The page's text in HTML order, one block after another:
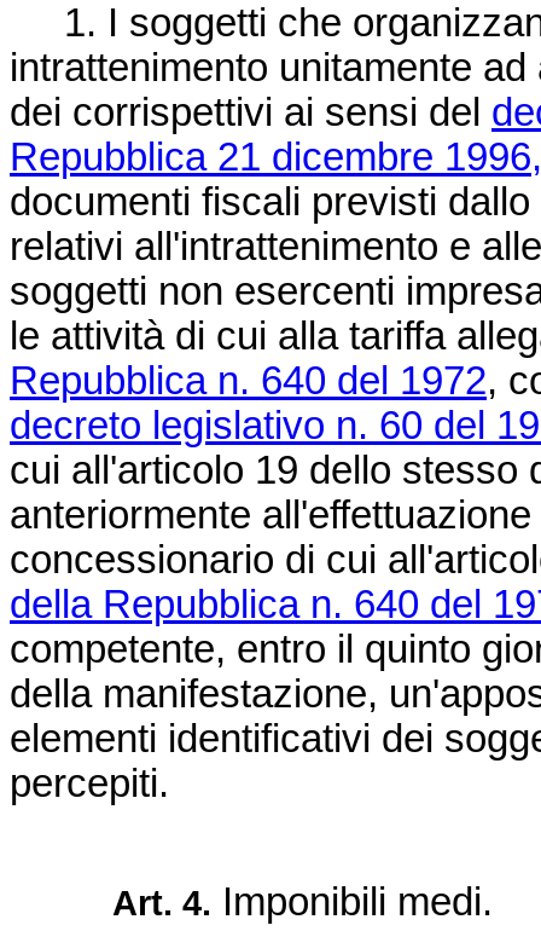
1. I soggetti che
intrattenimento unitamente
dei corrispettivi ai sensi del
Repubblica 21 dicembre
documenti fiscali previsti
relativi all'intrattenimento e
soggetti non esercenti
le attività di cui alla tariffa
Repubblica n. 640 del 1972,
decreto legislativo n. 60 del
cui all'articolo 19 dello stesso
anteriormente
concessionario di cui
della Repubblica n. 640 del
competente, entro il quinto
della manifestazione,
elementi identificativi dei
percepiti.
Art. 4. Imponibili medi.